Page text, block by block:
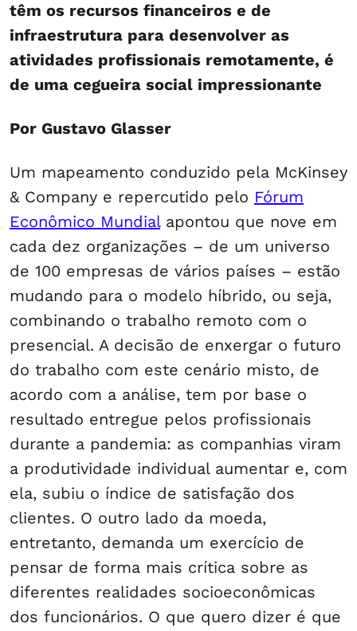
têm os recursos financeiros e de
infraestrutura para desenvolver as
atividades profissionais remotamente, é
de uma cegueira social impressionante
Por Gustavo Glasser
Um mapeamento conduzido pela McKinsey
& Company e repercutido pelo Fórum
Econômico Mundialapontou que nove em
cada dez organizações – de um universo
de 100 empresas de vários países – estão
mudando para o modelo híbrido, ou seja,
combinando o trabalho remoto com o
presencial. A decisão de enxergar o futuro
do trabalho com este cenário misto, de
acordo com a análise, tem por base o
resultado entregue pelos profissionais
durante a pandemia: as companhias viram
a produtividade individual aumentar e, com
ela, subiu o índice de satisfação dos
clientes. O outro lado da moeda,
entretanto, demanda um exercício de
pensar de forma mais crítica sobre as
diferentes realidades socioeconômicas
dos funcionários. O que quero dizer é que